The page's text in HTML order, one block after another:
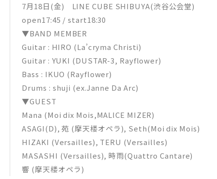
7月18日(金) LINE CUBE SHIBUYA(渋谷公会堂)
open17:45 / start18:30
▼BAND MEMBER
Guitar : HIRO (La’cryma Christi)
Guitar : YUKI (DUSTAR-3, Rayflower)
Bass : IKUO (Rayflower)
Drums : shuji (ex.Janne Da Arc)
▼GUEST
Mana (Moi dix Mois,MALICE MIZER)
ASAGI(D), 苑 (摩天楼オペラ), Seth(Moi dix Mois)
HIZAKI (Versailles), TERU (Versailles)
MASASHI (Versailles), 時雨(Quattro Cantare)
響 (摩天楼オペラ)